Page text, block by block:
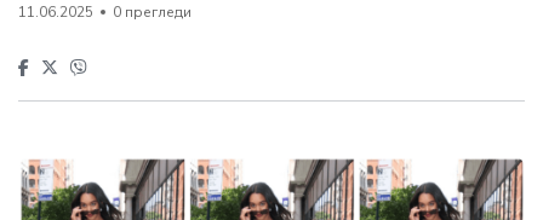
11.06.2025 0 прегледи